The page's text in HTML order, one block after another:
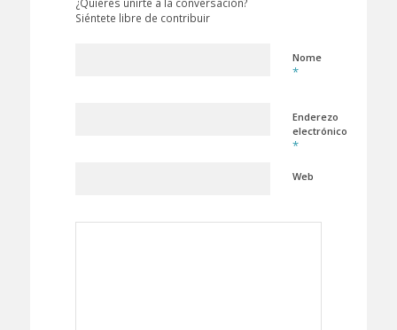
Siéntete libre de contribuir
Nome
*
Enderezo
electrónico
*
Web